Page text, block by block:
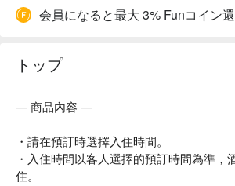
会員になると最大 3% Funコイン
トップ
— 商品內容 —
・請在預訂時選擇入住時間。
・入住時間以客人選擇的預訂時間為準，
住。